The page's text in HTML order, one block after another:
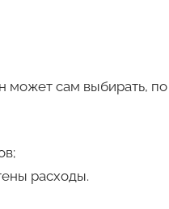
сам выбирать, по
расходы.